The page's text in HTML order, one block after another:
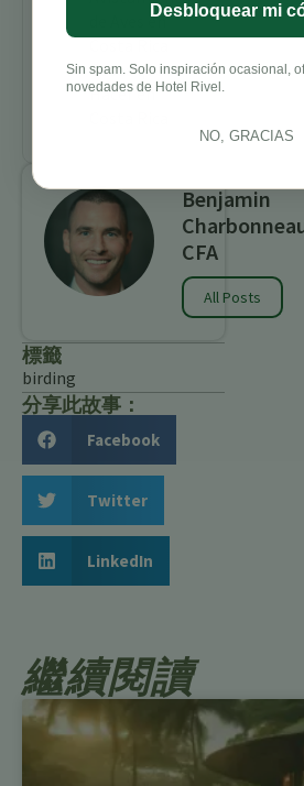
de Aves en
Cosas que
Hacer en
Benjamin
CFA
All Posts
標籤
birding
分享此故事：
Facebook
Twitter
LinkedIn
繼續閱讀
Desbloquear mi
Sin spam. Solo inspiración ocasional,
novedades de Hotel Rivel.
NO, GRACIAS